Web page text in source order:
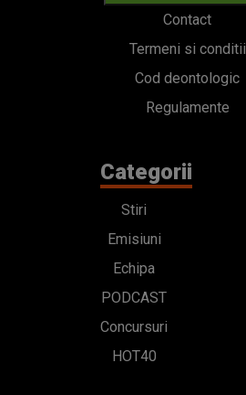
Contact
Termeni si conditii
Cod deontologic
Regulamente
Categorii
Stiri
Emisiuni
Echipa
PODCAST
Concursuri
HOT40